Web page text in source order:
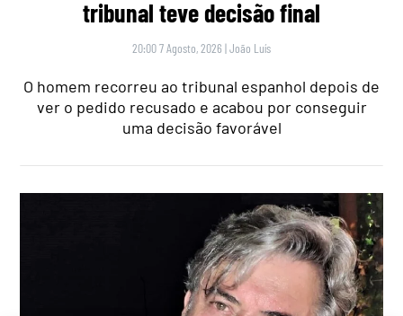
tribunal teve decisão final
20:00 7 Agosto, 2026 |João Luís
O homem recorreu ao tribunal espanhol depois de
ver o pedido recusado e acabou por conseguir
uma decisão favorável